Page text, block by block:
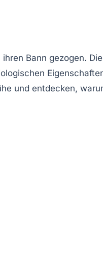
Bann gezogen.
und entdecken,